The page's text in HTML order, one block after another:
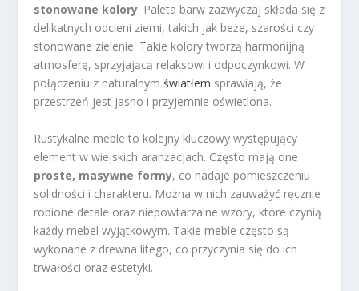
stonowane kolory. Paleta barw zazwyczaj składa się z
delikatnych odcieni ziemi, takich jak beże, szarości czy
stonowane zielenie. Takie kolory tworzą harmonijną
atmosferę, sprzyjającą relaksowi i odpoczynkowi. W
połączeniu z naturalnymświatłem sprawiają, że
przestrzeń jest jasno i przyjemnie oświetlona.
Rustykalne meble to kolejny kluczowy występujący
element w wiejskich aranżacjach. Często mają one
proste, masywne formy, co nadaje pomieszczeniu
solidności i charakteru. Można w nich zauważyć ręcznie
robione detale oraz niepowtarzalne wzory, które czynią
każdy mebel wyjątkowym. Takie meble często są
wykonane z drewna litego, co przyczynia się do ich
trwałości oraz estetyki.